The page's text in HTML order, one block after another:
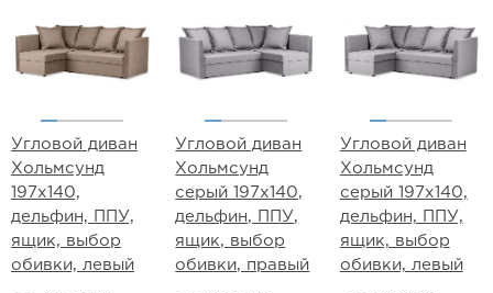
Угловой диван
Хольмсунд
197х140,
дельфин, ППУ,
ящик, выбор
обивки, левый
Угловой диван
Хольмсунд
серый 197х140,
дельфин, ППУ,
ящик, выбор
обивки, правый
Угловой диван
Хольмсунд
серый 197х140,
дельфин, ППУ,
ящик, выбор
обивки, левый